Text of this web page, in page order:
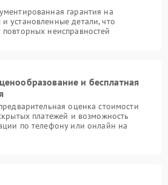
гарантия на
установленные детали, что
неисправностей
и бесплатная
оценка стоимости
платежей и возможность
по телефону или онлайн на